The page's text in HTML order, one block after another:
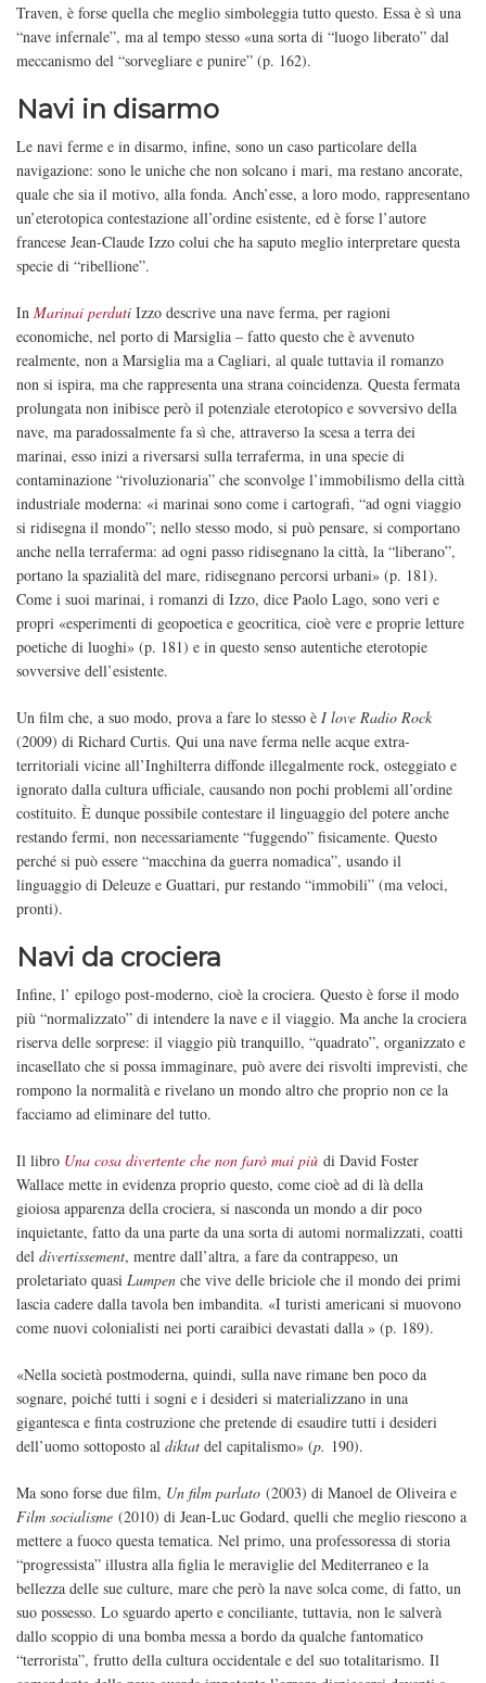
Traven, è forse quella che meglio simboleggia tutto questo. Essa è sì una
“nave infernale”, ma al tempo stesso «una sorta di “luogo liberato” dal
meccanismo del “sorvegliare e punire” (p. 162).
Navi in disarmo
Le navi ferme e in disarmo, infine, sono un caso particolare della
navigazione: sono le uniche che non solcano i mari, ma restano ancorate,
quale che sia il motivo, alla fonda. Anch’esse, a loro modo, rappresentano
un’eterotopica contestazione all’ordine esistente, ed è forse l’autore
francese Jean-Claude Izzo colui che ha saputo meglio interpretare questa
specie di “ribellione”.
In Marinai perduti Izzo descrive una nave ferma, per ragioni
economiche, nel porto di Marsiglia – fatto questo che è avvenuto
realmente, non a Marsiglia ma a Cagliari, al quale tuttavia il romanzo
non si ispira, ma che rappresenta una strana coincidenza. Questa fermata
prolungata non inibisce però il potenziale eterotopico e sovversivo della
nave, ma paradossalmente fa sì che, attraverso la scesa a terra dei
marinai, esso inizi a riversarsi sulla terraferma, in una specie di
contaminazione “rivoluzionaria” che sconvolge l’immobilismo della città
industriale moderna: «i marinai sono come i cartografi, “ad ogni viaggio
si ridisegna il mondo”; nello stesso modo, si può pensare, si comportano
anche nella terraferma: ad ogni passo ridisegnano la città, la “liberano”,
portano la spazialità del mare, ridisegnano percorsi urbani» (p. 181).
Come i suoi marinai, i romanzi di Izzo, dice Paolo Lago, sono veri e
propri «esperimenti di geopoetica e geocritica, cioè vere e proprie letture
poetiche di luoghi» (p. 181) e in questo senso autentiche eterotopie
sovversive dell’esistente.
Un film che, a suo modo, prova a fare lo stesso è I love Radio Rock
(2009) di Richard Curtis. Qui una nave ferma nelle acque extra-
territoriali vicine all’Inghilterra diffonde illegalmente rock, osteggiato e
ignorato dalla cultura ufficiale, causando non pochi problemi all’ordine
costituito. È dunque possibile contestare il linguaggio del potere anche
restando fermi, non necessariamente “fuggendo” fisicamente. Questo
perché si può essere “macchina da guerra nomadica”, usando il
linguaggio di Deleuze e Guattari, pur restando “immobili” (ma veloci,
pronti).
Navi da crociera
Infine, l’ epilogo post-moderno, cioè la crociera. Questo è forse il modo
più “normalizzato” di intendere la nave e il viaggio. Ma anche la crociera
riserva delle sorprese: il viaggio più tranquillo, “quadrato”, organizzato e
incasellato che si possa immaginare, può avere dei risvolti imprevisti, che
rompono la normalità e rivelano un mondo altro che proprio non ce la
facciamo ad eliminare del tutto.
Il libro Una cosa divertente che non farò mai più di David Foster
Wallace mette in evidenza proprio questo, come cioè ad di là della
gioiosa apparenza della crociera, si nasconda un mondo a dir poco
inquietante, fatto da una parte da una sorta di automi normalizzati, coatti
del divertissement, mentre dall’altra, a fare da contrappeso, un
proletariato quasi Lumpen che vive delle briciole che il mondo dei primi
lascia cadere dalla tavola ben imbandita. «I turisti americani si muovono
come nuovi colonialisti nei porti caraibici devastati dalla » (p. 189).
«Nella società postmoderna, quindi, sulla nave rimane ben poco da
sognare, poiché tutti i sogni e i desideri si materializzano in una
gigantesca e finta costruzione che pretende di esaudire tutti i desideri
dell’uomo sottoposto al diktat del capitalismo» (p. 190).
Ma sono forse due film, Un film parlato (2003) di Manoel de Oliveira e
Film socialisme (2010) di Jean-Luc Godard, quelli che meglio riescono a
mettere a fuoco questa tematica. Nel primo, una professoressa di storia
“progressista” illustra alla figlia le meraviglie del Mediterraneo e la
bellezza delle sue culture, mare che però la nave solca come, di fatto, un
suo possesso. Lo sguardo aperto e conciliante, tuttavia, non le salverà
dallo scoppio di una bomba messa a bordo da qualche fantomatico
“terrorista”, frutto della cultura occidentale e del suo totalitarismo. Il